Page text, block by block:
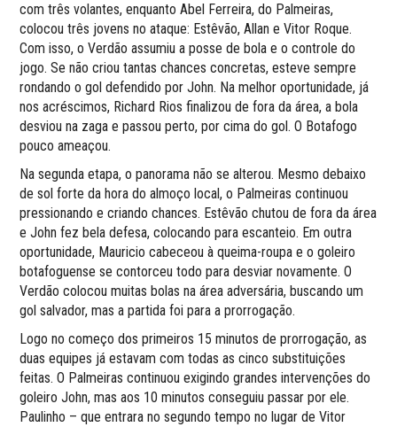
com três volantes, enquanto Abel Ferreira, do Palmeiras,
colocou três jovens no ataque: Estêvão, Allan e Vitor Roque.
Com isso, o Verdão assumiu a posse de bola e o controle do
jogo. Se não criou tantas chances concretas, esteve sempre
rondando o gol defendido por John. Na melhor oportunidade, já
nos acréscimos, Richard Rios finalizou de fora da área, a bola
desviou na zaga e passou perto, por cima do gol. O Botafogo
pouco ameaçou.
Na segunda etapa, o panorama não se alterou. Mesmo debaixo
de sol forte da hora do almoço local, o Palmeiras continuou
pressionando e criando chances. Estêvão chutou de fora da área
e John fez bela defesa, colocando para escanteio. Em outra
oportunidade, Mauricio cabeceou à queima-roupa e o goleiro
botafoguense se contorceu todo para desviar novamente. O
Verdão colocou muitas bolas na área adversária, buscando um
gol salvador, mas a partida foi para a prorrogação.
Logo no começo dos primeiros 15 minutos de prorrogação, as
duas equipes já estavam com todas as cinco substituições
feitas. O Palmeiras continuou exigindo grandes intervenções do
goleiro John, mas aos 10 minutos conseguiu passar por ele.
Paulinho – que entrara no segundo tempo no lugar de Vitor